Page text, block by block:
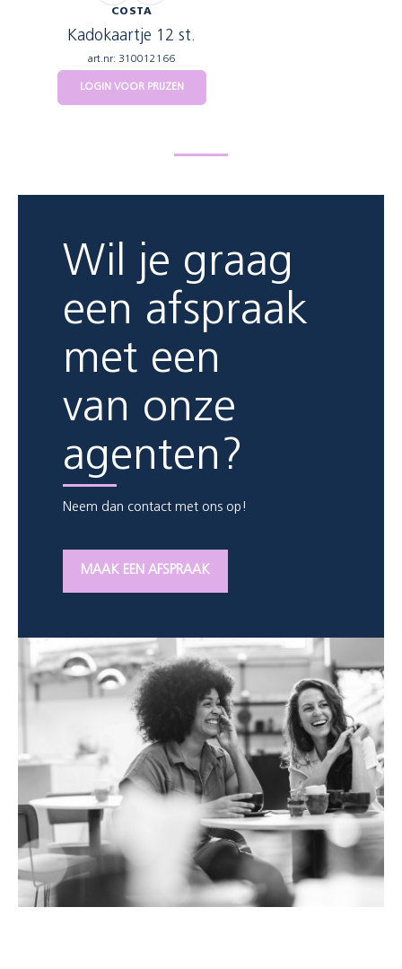
COSTA
Kadokaartje 12 st.
art.nr: 310012166
LOGIN VOOR PRIJZEN
Wil je graag
een afspraak
met een
van onze
agenten?
Neem dan contact met ons op!
MAAK EEN AFSPRAAK